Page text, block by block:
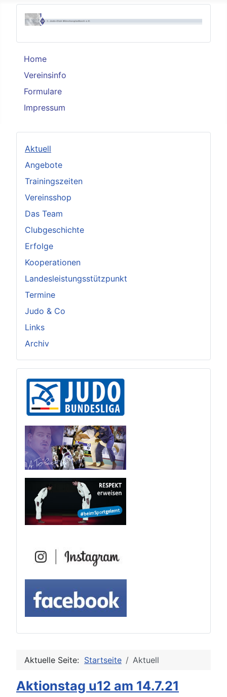
Home
Vereinsinfo
Formulare
Impressum
Aktuell
Angebote
Trainingszeiten
Vereinsshop
Das Team
Clubgeschichte
Erfolge
Kooperationen
Landesleistungsstützpunkt
Termine
Judo & Co
Links
Archiv
Aktuelle Seite: Startseite Aktuell
Aktionstag u12 am 14.7.21